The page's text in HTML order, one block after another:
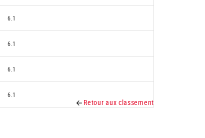
6.1
6.1
6.1
6.1
Retour aux classement